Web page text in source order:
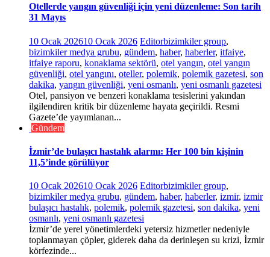
Otellerde yangın güvenliği için yeni düzenleme: Son tarih
31 Mayıs
10 Ocak 202610 Ocak 2026 Editorbizimkiler group,
bizimkiler medya grubu, gündem, haber, haberler, itfaiye,
itfaiye raporu, konaklama sektörü, otel yangın, otel yangın
güvenliği, otel yangını, oteller, polemik, polemik gazetesi, son
dakika, yangın güvenliği, yeni osmanlı, yeni osmanlı gazetesi
Otel, pansiyon ve benzeri konaklama tesislerini yakından
ilgilendiren kritik bir düzenleme hayata geçirildi. Resmi
Gazete’de yayımlanan...
Gündem
İzmir’de bulaşıcı hastalık alarmı: Her 100 bin kişinin
11,5’inde görülüyor
10 Ocak 202610 Ocak 2026 Editorbizimkiler group,
bizimkiler medya grubu, gündem, haber, haberler, izmir, izmir
bulaşıcı hastalık, polemik, polemik gazetesi, son dakika, yeni
osmanlı, yeni osmanlı gazetesi
İzmir’de yerel yönetimlerdeki yetersiz hizmetler nedeniyle
toplanmayan çöpler, giderek daha da derinleşen su krizi, İzmir
körfezinde...